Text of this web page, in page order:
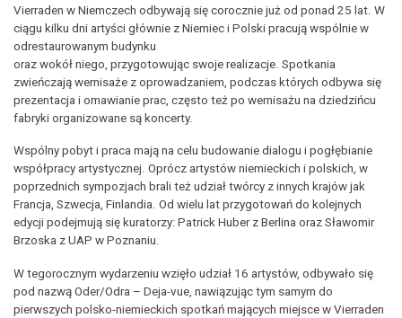
Vierraden w Niemczech odbywają się corocznie już od ponad 25 lat. W
ciągu kilku dni artyści głównie z Niemiec i Polski pracują wspólnie w
odrestaurowanym budynku
oraz wokół niego, przygotowując swoje realizacje. Spotkania
zwieńczają wernisaże z oprowadzaniem, podczas których odbywa się
prezentacja i omawianie prac, często też po wernisażu na dziedzińcu
fabryki organizowane są koncerty.
Wspólny pobyt i praca mają na celu budowanie dialogu i pogłębianie
współpracy artystycznej. Oprócz artystów niemieckich i polskich, w
poprzednich sympozjach brali też udział twórcy z innych krajów jak
Francja, Szwecja, Finlandia. Od wielu lat przygotowań do kolejnych
edycji podejmują się kuratorzy: Patrick Huber z Berlina oraz Sławomir
Brzoska z UAP w Poznaniu.
W tegorocznym wydarzeniu wzięło udział 16 artystów, odbywało się
pod nazwą Oder/Odra – Deja-vue, nawiązując tym samym do
pierwszych polsko-niemieckich spotkań mających miejsce w Vierraden